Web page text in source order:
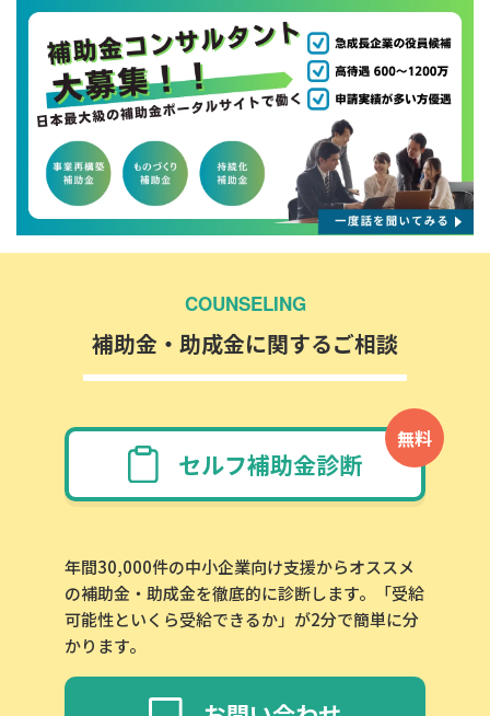
COUNSELING
補助金・助成金に関するご相談
無料
セルフ補助金診断
年間30,000件の中小企業向け支援からオススメ
の補助金・助成金を徹底的に診断します。「受給
可能性といくら受給できるか」が2分で簡単に分
かります。